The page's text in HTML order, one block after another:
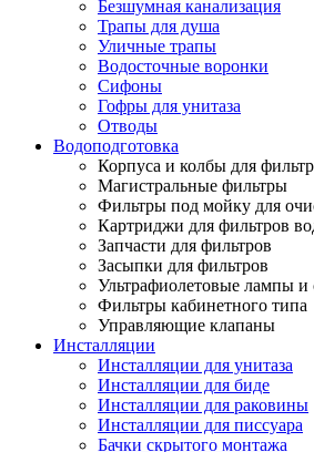
Безшумная канализация
Трапы для душа
Уличные трапы
Водосточные воронки
Сифоны
Гофры для унитаза
Отводы
Водоподготовка
Корпуса и колбы для
Магистральные фильтры
Фильтры под мойку для
Картриджи для фильтров
Запчасти для фильтров
Засыпки для фильтров
Ультрафиолетовые лампы и
Фильтры кабинетного типа
Управляющие клапаны
Инсталляции
Инсталляции для унитаза
Инсталляции для биде
Инсталляции для раковины
Инсталляции для писсуара
Бачки скрытого монтажа